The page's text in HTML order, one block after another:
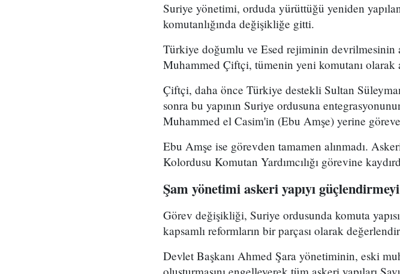
Suriye yönetimi, orduda yürüttüğü yeniden
komutanlığında değişikliğe gitti.
Türkiye doğumlu ve Esed rejiminin devrilmesinin
Muhammed Çiftçi, tümenin yeni komutanı olarak
Çiftçi, daha önce Türkiye destekli Sultan
sonra bu yapının Suriye ordusuna
Muhammed el Casim'in (Ebu Amşe) yerine göreve
Ebu Amşe ise görevden tamamen alınmadı.
Kolordusu Komutan Yardımcılığı görevine
Şam yönetimi askeri yapıyı
Görev değişikliği, Suriye ordusunda komuta
kapsamlı reformların bir parçası olarak
Devlet Başkanı Ahmed Şara yönetiminin, eski